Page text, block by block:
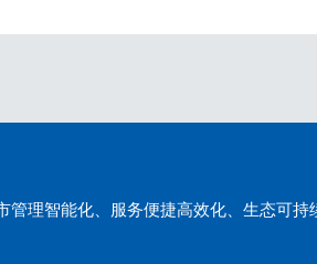
管理智能化、服务便捷高效化、生态可持